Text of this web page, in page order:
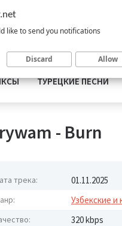
ТУРЕЦКИЕ ПЕСНИ
- Burn
трека: 01.11.2025
Узбекские и
320 kbps
like to send you notifications
Discard Allow